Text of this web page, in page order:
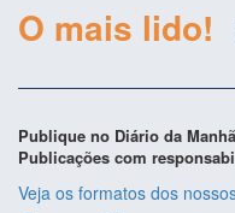
O mais lido!
Publique no Diário da
Publicações com
Veja os formatos dos